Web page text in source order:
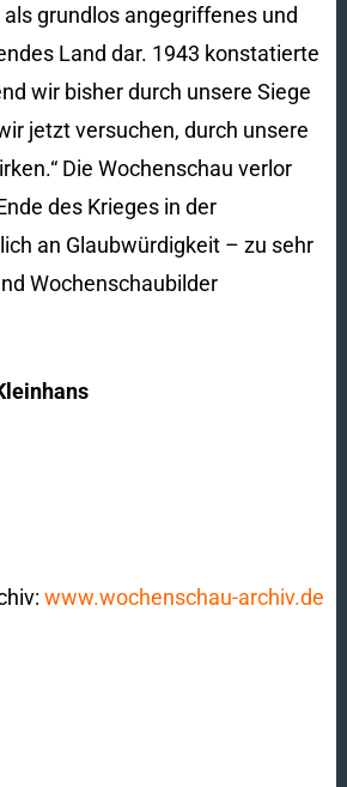
grundlos angegriffenes und
Land dar. 1943 konstatierte
wir bisher durch unsere Siege
jetzt versuchen, durch unsere
Die Wochenschau verlor
des Krieges in der
an Glaubwürdigkeit – zu sehr
Wochenschaubilder
www.wochenschau-archiv.de